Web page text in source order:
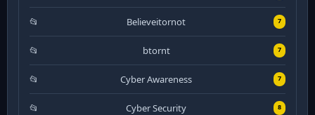
Believeitornot 7
btornt 7
Cyber Awareness 7
Cyber Security 8